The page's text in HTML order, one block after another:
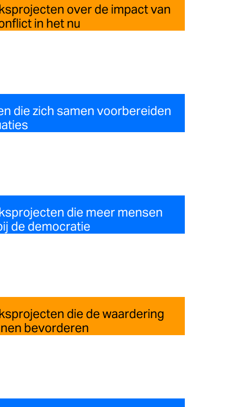
over de impact van
in het nu
die zich samen voorbereiden
die meer mensen
de democratie
die de waardering
bevorderen